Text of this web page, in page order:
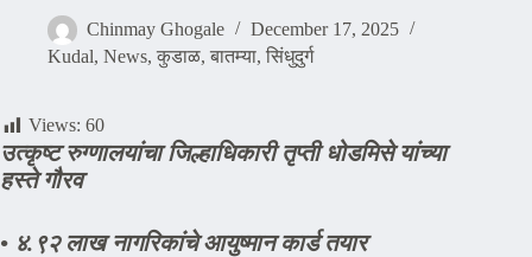
Chinmay Ghogale
December 17, 2025
Kudal, News, कुडाळ, बातम्या, सिंधुदुर्ग
Views: 60
उत्कृष्ट रुग्णालयांचा जिल्हाधिकारी तृप्ती धोडमिसे यांच्या
हस्ते गौरव
• ४.९२ लाख नागरिकांचे आयुष्मान कार्ड तयार